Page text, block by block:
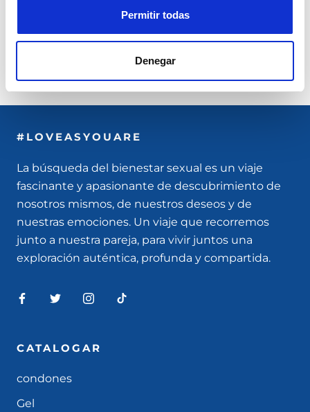
Permitir todas
Denegar
TE PODRÍA GUSTAR
#LOVEASYOUARE
La búsqueda del bienestar sexual es un viaje
fascinante y apasionante de descubrimiento de
nosotros mismos, de nuestros deseos y de
nuestras emociones. Un viaje que recorremos
junto a nuestra pareja, para vivir juntos una
exploración auténtica, profunda y compartida.
CATALOGAR
condones
Gel